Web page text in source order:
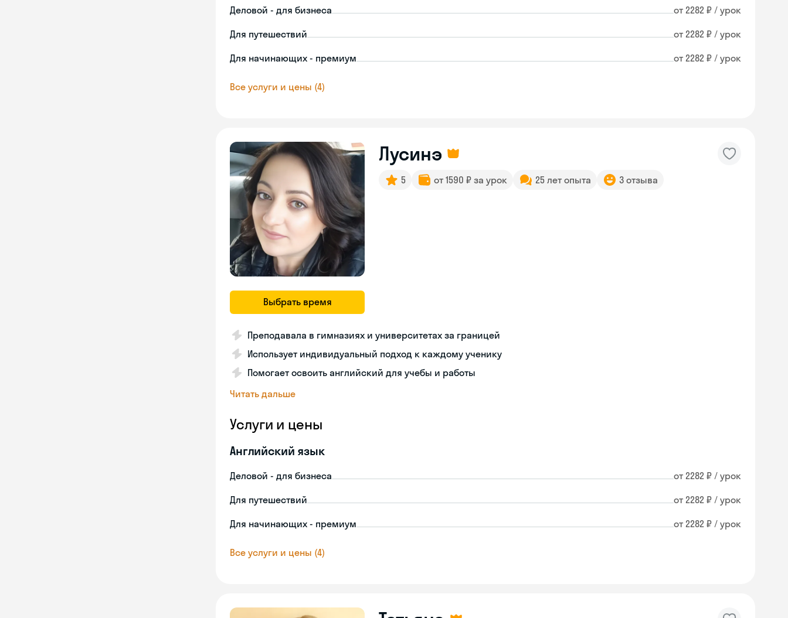
Деловой - для бизнеса от 2282 ₽ / урок
Для путешествий от 2282 ₽ / урок
Для начинающих - премиум от 2282 ₽ / урок
Все услуги и цены (4)
Выбрать время
Лусинэ
5 от 1590 ₽ за урок 25 лет опыта 3 отзыва
Преподавала в гимназиях и университетах за границей
Использует индивидуальный подход к каждому ученику
Помогает освоить английский для учебы и работы
Читать дальше
Услуги и цены
Английский язык
Деловой - для бизнеса от 2282 ₽ / урок
Для путешествий от 2282 ₽ / урок
Для начинающих - премиум от 2282 ₽ / урок
Все услуги и цены (4)